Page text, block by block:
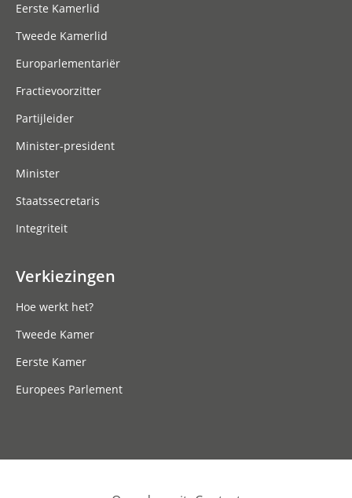
Eerste Kamerlid
Tweede Kamerlid
Europarlementariër
Fractievoorzitter
Partijleider
Minister-president
Minister
Staatssecretaris
Integriteit
Verkiezingen
Hoe werkt het?
Tweede Kamer
Eerste Kamer
Europees Parlement